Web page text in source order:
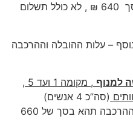
עלות ההובלה וההרכבה תהא בסך 640 ₪ , לא כולל תשלום
נוסף – עלות ההובלה וההרכבה
למנוף
, מקומה 1 ועד 5 ,
(סה”כ 4 אנשים)
אספקת שולחן – עלות ההובלה וההרכבה תהא בסך של 660